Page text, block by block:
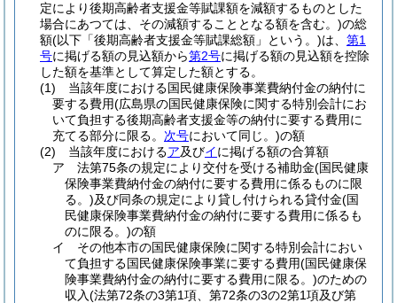
定により後期高齢者支援金等賦課額を減額するものとした
場合にあつては、その減額することとなる額を含む。)の総
額(以下「後期高齢者支援金等賦課総額」という。)は、 第1
号に掲げる額の見込額から第2号に掲げる額の見込額を控除
した額を基準として算定した額とする。
(1)
当該年度における国民健康保険事業費納付金の納付に
要する費用(広島県の国民健康保険に関する特別会計にお
いて負担する後期高齢者支援金等の納付に要する費用に
充てる部分に限る。 次号において同じ。)の額
(2)
当該年度におけるア及びイに掲げる額の合算額
ア
法第75条の規定により交付を受ける補助金(国民健康
保険事業費納付金の納付に要する費用に係るものに限
る。)及び同条の規定により貸し付けられる貸付金(国
民健康保険事業費納付金の納付に要する費用に係るも
のに限る。)の額
イ
その他本市の国民健康保険に関する特別会計におい
て負担する国民健康保険事業に要する費用(国民健康保
険事業費納付金の納付に要する費用に限る。)のための
収入(法第72条の3第1項、第72条の3の2第1項及び第